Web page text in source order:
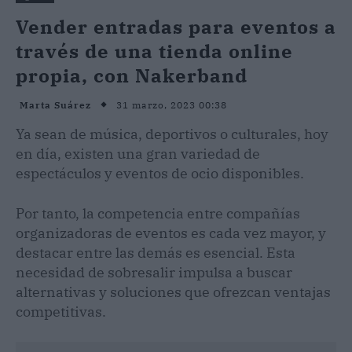
Vender entradas para eventos a
través de una tienda online
propia, con Nakerband
Marta Suárez 31 marzo, 2023 00:38
Ya sean de música, deportivos o culturales, hoy
en día, existen una gran variedad de
espectáculos y eventos de ocio disponibles.
Por tanto, la competencia entre compañías
organizadoras de eventos es cada vez mayor, y
destacar entre las demás es esencial. Esta
necesidad de sobresalir impulsa a buscar
alternativas y soluciones que ofrezcan ventajas
competitivas.